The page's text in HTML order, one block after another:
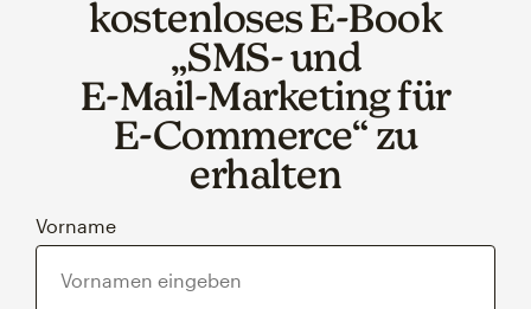
kostenloses E‑Book
„SMS‑ und
E‑Mail‑Marketing für
E‑Commerce“ zu
erhalten
Vorname